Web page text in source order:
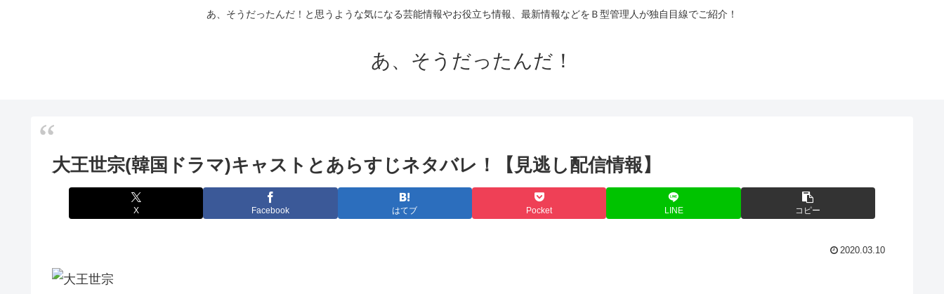
あ、そうだったんだ！と思うような気になる芸能情報やお役立ち情報、最新情報などをＢ型管理人が独自目線でご紹介！
あ、そうだったんだ！
大王世宗(韓国ドラマ)キャストとあらすじネタバレ！【見逃し配信情報】
X Facebook はてブ Pocket LINE コピー
2020.03.10